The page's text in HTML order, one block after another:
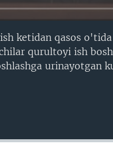
ketidan qasos
qurultoyi ish
urinayotgan